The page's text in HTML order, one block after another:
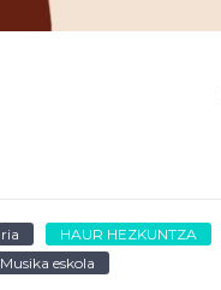
HAUR HEZKUNTZA
eskola